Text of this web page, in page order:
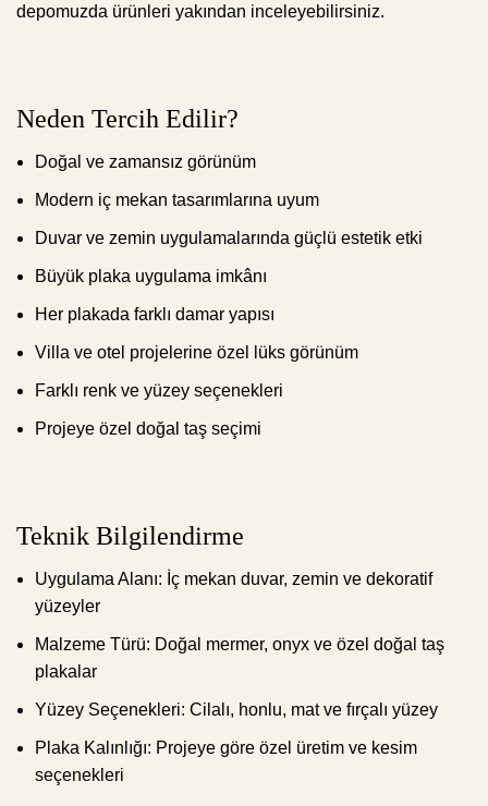
depomuzda ürünleri yakından inceleyebilirsiniz.
Neden Tercih Edilir?
Doğal ve zamansız görünüm
Modern iç mekan tasarımlarına uyum
Duvar ve zemin uygulamalarında güçlü estetik etki
Büyük plaka uygulama imkânı
Her plakada farklı damar yapısı
Villa ve otel projelerine özel lüks görünüm
Farklı renk ve yüzey seçenekleri
Projeye özel doğal taş seçimi
Teknik Bilgilendirme
Uygulama Alanı: İç mekan duvar, zemin ve dekoratif
yüzeyler
Malzeme Türü: Doğal mermer, onyx ve özel doğal taş
plakalar
Yüzey Seçenekleri: Cilalı, honlu, mat ve fırçalı yüzey
Plaka Kalınlığı: Projeye göre özel üretim ve kesim
seçenekleri